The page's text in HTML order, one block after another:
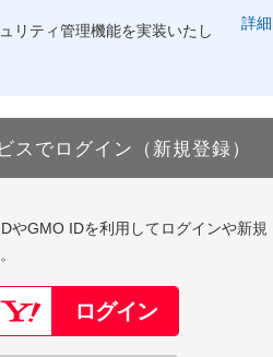
ログイン可能
も登録可能
リティ管理機能を実装いたし
詳細
スでログイン（新規登録）
やGMO IDを利用してログインや新規